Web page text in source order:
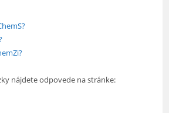
nájdete odpovede na stránke: